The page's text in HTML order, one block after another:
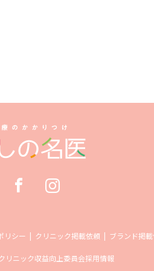
リシー クリニック掲載依頼 ブランド掲
リニック収益向上委員会採用情報